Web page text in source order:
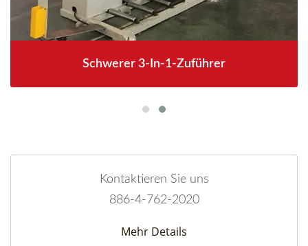
Schwerer 3-In-1-Zuführer
Kontaktieren Sie uns
886-4-762-2020
Mehr Details